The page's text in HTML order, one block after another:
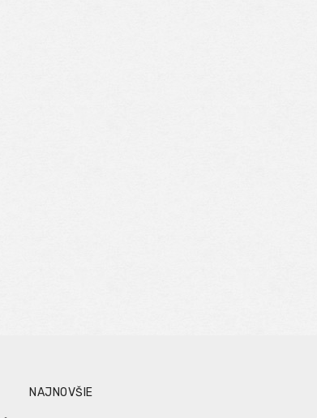
NAJNOVŠIE